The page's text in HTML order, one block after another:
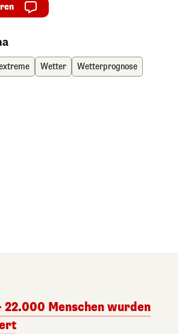
Wetter Wetterprognose
22.000 Menschen wurden